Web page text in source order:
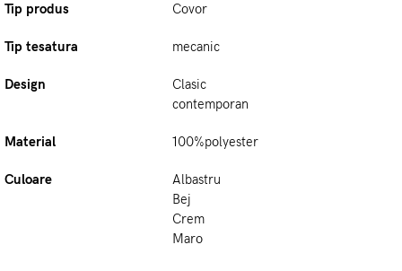
Tip produs Covor
Tip tesatura mecanic
Design
Clasic
contemporan
Material 100%polyester
Culoare
Albastru
Bej
Crem
Maro